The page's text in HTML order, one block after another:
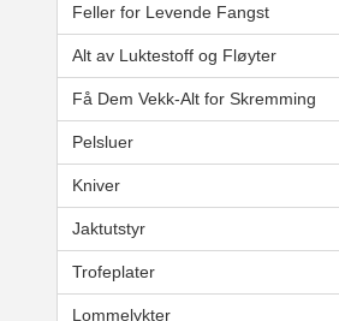
Feller for Levende Fangst
Alt av Luktestoff og Fløyter
Få Dem Vekk-Alt for Skremming
Pelsluer
Kniver
Jaktutstyr
Trofeplater
Lommelykter